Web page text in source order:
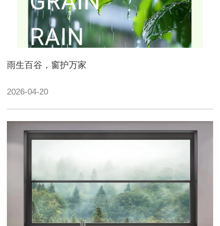
雨生百谷，窗护万家
2026-04-20